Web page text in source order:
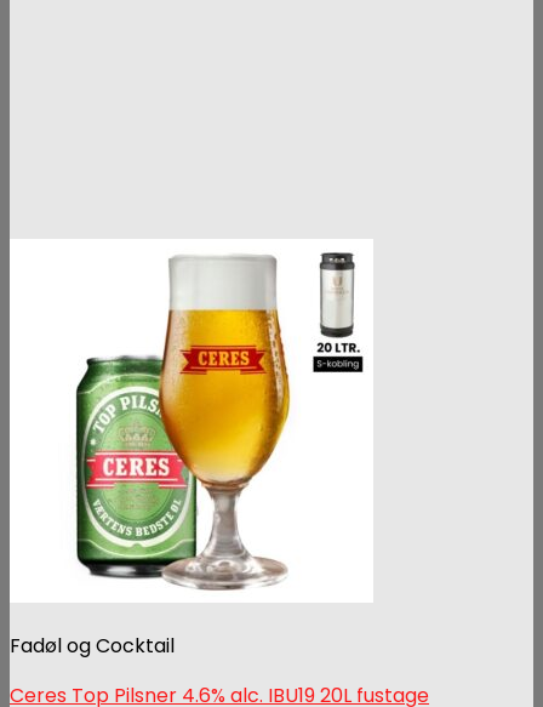
Fadøl og Cocktail
Ceres Top Pilsner 4.6% alc. IBU19 20L fustage